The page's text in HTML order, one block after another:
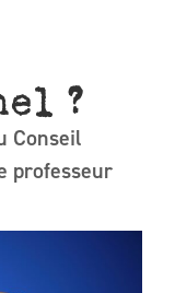
?
Conseil
professeur